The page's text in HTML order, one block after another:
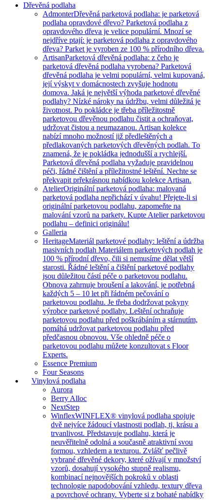
Dřevěná podlaha
AdmonterDřevěná parketová podlaha: je parketová
podlaha opravdové dřevo? Parketová podlaha z
opravdového dřeva je velice populární. Mnozí se
nejdříve ptají: je parketová podlaha z opravdového
dřeva? Parket je vyroben ze 100 % přírodního dřeva.
ArtisanParketová dřevěná podlaha: z čeho je
parketová dřevěná podlaha vyrobena? Parketová
dřevěná podlaha je velmi populární, velmi kupovaná,
její výskyt v domácnostech zvyšuje hodnotu
domova. Jaká je největší výhoda parketové dřevěné
podlahy? Nízké nároky na údržbu, velmi důležitá je
životnost. Po pokládce je třeba příležitostně
parketovou dřevěnou podlahu čistit a ochraňovat,
udržovat čistou a neumazanou. Artisan kolekce
nabízí mnoho možností již předleštěných a
předlakovaných parketových dřevěných podlah. To
znamená, že je pokládka jednodušší a rychlejší.
Parketová dřevěná podlaha vyžaduje pravidelnou
péči, řádné čištění a příležitostné leštění. Nechte se
překvapit prřekrásnou nabídkou kolekce Artisan.
AtelierOriginální parketová podlaha: malovaná
parketová podlaha nepřichází v úvahu! Přejete-li si
originální parketovou podlahu, zapomeňte na
malování vzorů na parkety. Kupte Atelier parketovou
podlahu – definici originálu!
Galleria
HeritageMateriál parketové podlahy: leštění a údržba
masivních podlah Materiálem parketových podlah je
100 % přírodní dřevo, čili si nemusíme dělat větší
starosti. Řádné leštění a čištění parketové podlahy
jsou důležitou částí péče o parketovou podlahu.
Obnova zahrnuje broušení a lakování, je potřebná
každých 5 – 10 let při řádném pečování o
parketovou podlahu. Je třeba dodržovat pokyny
výrobce parketové podlahy. Leštění ochraňuje
parketovou podlahu před poškrábáním a stárnutím,
pomáhá udržovat parketovou podlahu před
předčasnou obnovou. Vše ohledně péče o
parketovou podlahu můžete konzultovat s Floor
Experts.
Essence Premium
Four Seasons
Vinylová podlaha
Aurora
Berry Alloc
NextStep
WinflexWINFLEX® vinylová podlaha spojuje
dvě nejvíce žádoucí vlastnosti podlah, tj. krásu a
trvanlivost. Představuje podlahu, která je
neuvěřitelně odolná a současně atraktivní svou
formou, vzhledem a texturou. Zvlášť pečlivě
vybrané dřevěné dekory, které ožívají v množství
vzorů, dosahují vysokého stupně realismu,
kombinací nejnovějších pokroků v oblasti
technologie napodobování vzhledu, textury dřeva
a povrchové ochrany. Vyberte si z bohaté nabídky